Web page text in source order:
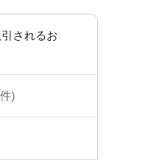
されるお
)